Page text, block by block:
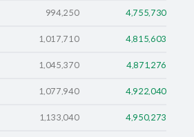
994,250 4,755,730
1,017,710 4,815,603
1,045,370 4,871,276
1,077,940 4,922,040
1,133,040 4,950,273